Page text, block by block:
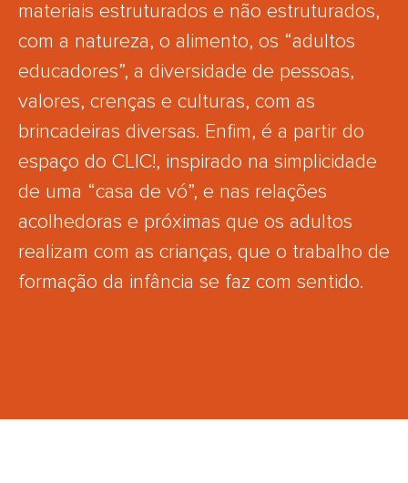
materiais estruturados e não estruturados,
com a natureza, o alimento, os “adultos
educadores”, a diversidade de pessoas,
valores, crenças e culturas, com as
brincadeiras diversas. Enfim, é a partir do
espaço do CLIC!, inspirado na simplicidade
de uma “casa de vó”, e nas relações
acolhedoras e próximas que os adultos
realizam com as crianças, que o trabalho de
formação da infância se faz com sentido.